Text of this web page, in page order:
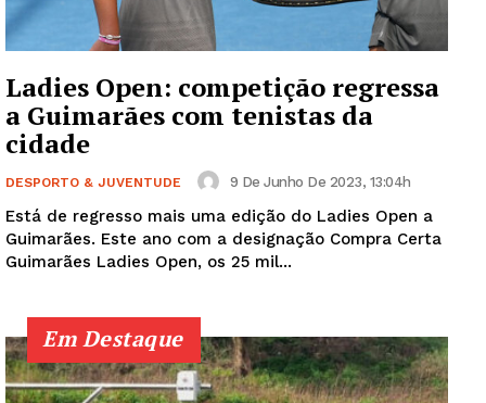
Guimarães, agora!
SUBSCREVA JÁ!
Institucional
Artigos
Ladies Open: competição regressa
a Guimarães com tenistas da
cidade
DESPORTO & JUVENTUDE 9 De Junho De 2023, 13:04h
Está de regresso mais uma edição do Ladies Open a
Guimarães. Este ano com a designação Compra Certa
Guimarães Ladies Open, os 25 mil...
Em Destaque